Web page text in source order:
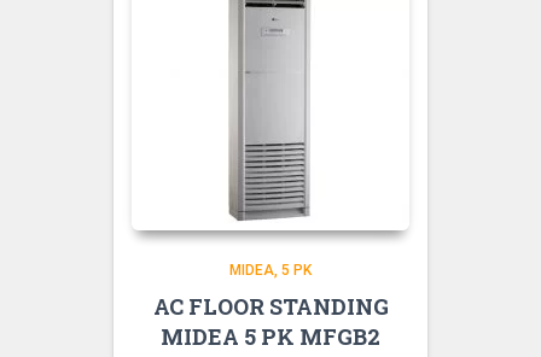
MIDEA 5 PK
AC FLOOR STANDING
MIDEA 5 PK MFGB2